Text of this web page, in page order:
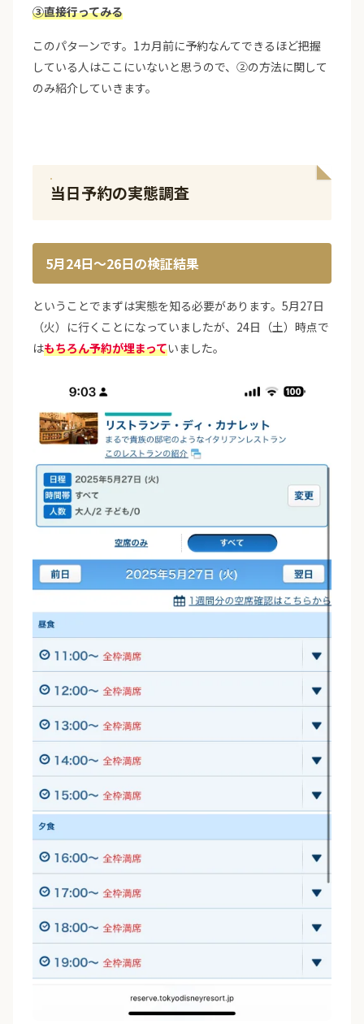
③直接行ってみる
このパターンです。1カ月前に予約なんてできるほど把握
している人はここにいないと思うので、②の方法に関して
のみ紹介していきます。
当日予約の実態調査
5月24日〜26日の検証結果
ということでまずは実態を知る必要があります。5月27日
（火）に行くことになっていましたが、24日（土）時点で
はもちろん予約が埋まっていました。